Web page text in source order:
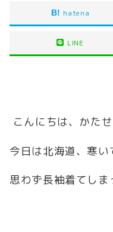
hatena
LINE
こんにちは、かたせ
今日は北海道、寒い
思わず長袖着てしま